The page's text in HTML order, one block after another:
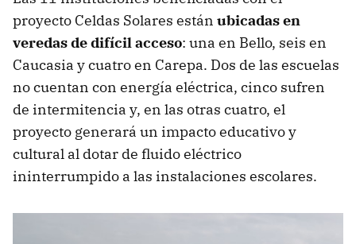
proyecto Celdas Solares están ubicadas en
veredas de difícil acceso: una en Bello, seis en
Caucasia y cuatro en Carepa. Dos de las escuelas
no cuentan con energía eléctrica, cinco sufren
de intermitencia y, en las otras cuatro, el
proyecto generará un impacto educativo y
cultural al dotar de fluido eléctrico
ininterrumpido a las instalaciones escolares.